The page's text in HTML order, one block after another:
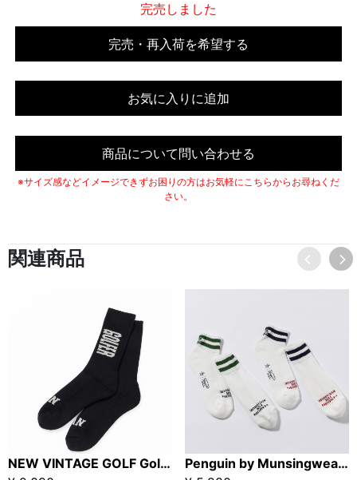
完売しました
完売・再入荷を希望する
お気に入りに追加
商品について問い合わせる
※サイズ感などイメージできずお困りの方はお気軽にこちらからお尋ねくだ
さい。
関連商品
NEW VINTAGE GOLF Golfer_Socks ブラック
Penguin by Munsingwear× Kuchibue Golf Gentleman 2pack ソックス 【GO/LOOK!限定販売】